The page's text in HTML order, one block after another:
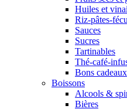
Huiles et
Riz-pâtes-
Sauces
Sucres
Tartinables
Thé-café-
Bons cadeaux
Boissons
Alcools &
Bières